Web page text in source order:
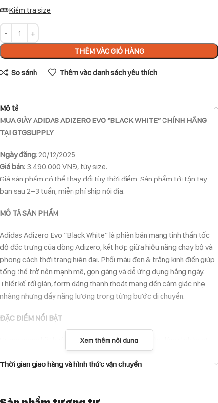
Kiểm tra size
THÊM VÀO GIỎ HÀNG
So sánh Thêm vào danh sách yêu thích
Mô tả
MUA GIÀY ADIDAS ADIZERO EVO “BLACK WHITE” CHÍNH HÃNG
TẠI GTGSUPPLY
Ngày đăng:20/12/2025
Giá bán: 3.490.000 VNĐ, tùy size.
Giá sản phẩm có thể thay đổi tùy thời điểm. Sản phẩm tới tận tay
bạn sau 2–3 tuần, miễn phí ship nội địa.
MÔ TẢ SẢN PHẨM
Adidas Adizero Evo “Black White” là phiên bản mang tinh thần tốc
độ đặc trưng của dòng Adizero, kết hợp giữa hiệu năng chạy bộ và
phong cách thời trang hiện đại. Phối màu đen & trắng kinh điển giúp
tổng thể trở nên mạnh mẽ, gọn gàng và dễ ứng dụng hằng ngày.
Thiết kế tối giản, form dáng thanh thoát mang đến cảm giác nhẹ
nhàng nhưng đầy năng lượng trong từng bước di chuyển.
ĐẶC ĐIỂM NỔI BẬT
Upper mesh kỹ thuật nhẹ và thoáng khí, hỗ trợ vận động linh hoạt.
Công nghệ đệm Lightstrike Pro cho cảm giác êm ái, phản hồi lực
tốt.
Phối màu Black White tối giản, dễ phối đồ và không lỗi mốt.
Xem thêm nội dung
Thời gian giao hàng và hình thức vận chuyển